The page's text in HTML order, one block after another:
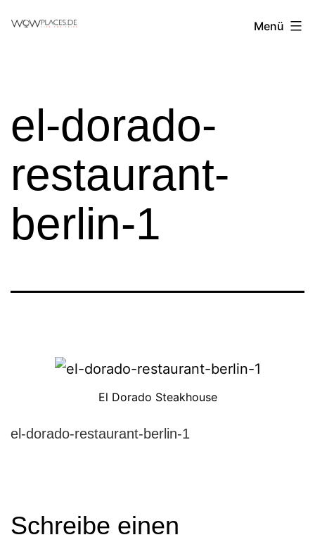
Reiseblog
Menü
el-dorado-
restaurant-
berlin-1
El Dorado Steakhouse
el-dorado-restaurant-berlin-1
Schreibe einen